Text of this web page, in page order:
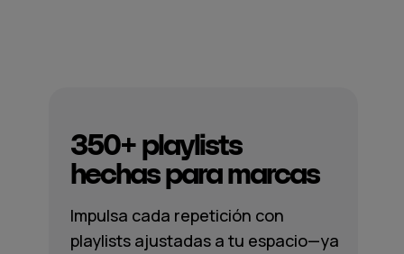
350+ playlists
hechas para marcas
Impulsa cada repetición con
playlists ajustadas a tu espacio—ya